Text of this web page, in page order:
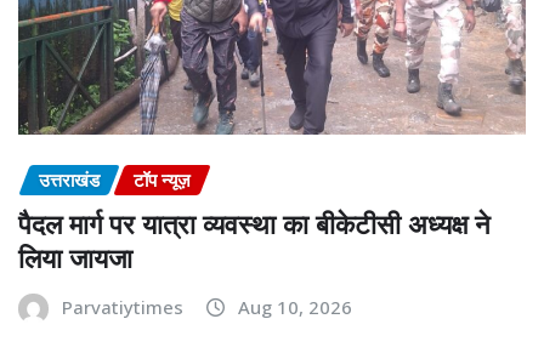
उत्तराखंड टॉप न्यूज़
पैदल मार्ग पर यात्रा व्यवस्था का बीकेटीसी अध्यक्ष ने
लिया जायजा
Parvatiytimes Aug 10, 2026